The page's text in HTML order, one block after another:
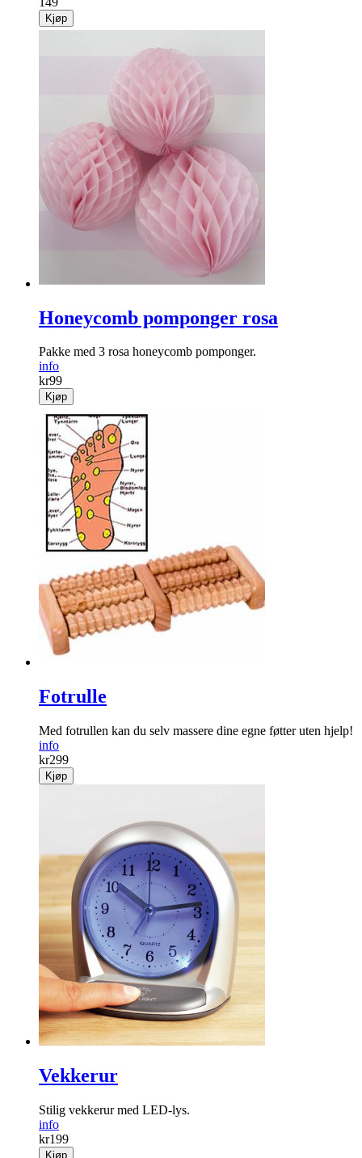
Kjøp
Honeycomb pomponger rosa
Pakke med 3 rosa honeycomb pomponger.
info
kr99
Kjøp
Fotrulle
Med fotrullen kan du selv massere dine egne føtter uten hjelp!
info
kr299
Kjøp
Vekkerur
Stilig vekkerur med LED-lys.
info
kr199
Kjøp